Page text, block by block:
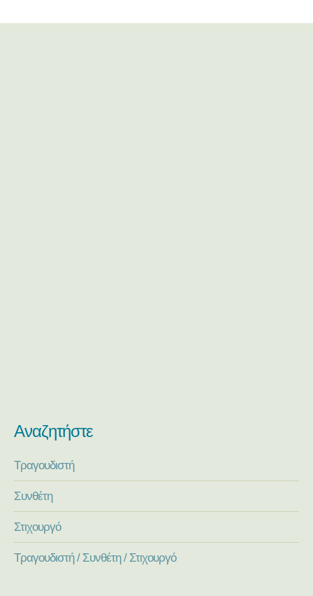
Αναζητήστε
Τραγουδιστή
Συνθέτη
Στιχουργό
Τραγουδιστή / Συνθέτη / Στιχουργό